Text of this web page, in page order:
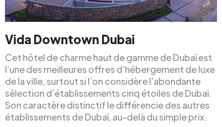
Vida Downtown Dubai
Cet hôtel de charme haut de gamme de Dubaï est
l’une des meilleures offres d’hébergement de luxe
de la ville, surtout si l’on considère l’abondante
sélection d’établissements cinq étoiles de Dubaï.
Son caractère distinctif le différencie des autres
établissements de Dubaï, au-delà du simple prix.